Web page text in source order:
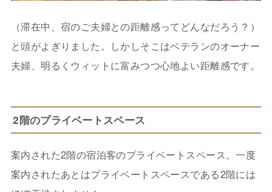
（滞在中、宿のご夫婦との距離感ってどんなだろう？）
と頭がよぎりました。しかしそこはベテランのオーナー
夫婦、明るくウィットに富みつつ心地よい距離感です。
2階のプライベートスペース
案内された2階の宿泊客のプライベートスペース。一度
案内されたあとはプライベートスペースである2階には